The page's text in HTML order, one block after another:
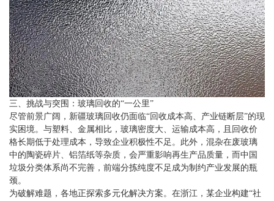
三、挑战与突围：玻璃回收的“一公里”
尽管前景广阔，新疆玻璃回收仍面临“回收成本高、产业链断层”的现
实困境。与塑料、金属相比，玻璃密度大、运输成本高，且回收价
格长期低于处理成本，导致企业积极性不足。此外，混杂在废玻璃
中的陶瓷碎片、铝箔纸等杂质，会严重影响再生产品质量，而中国
垃圾分类体系尚不完善，前端分拣纯度不足成为制约产业发展的瓶
颈。
为破解难题，各地正探索多元化解决方案。在浙江，某企业构建“社